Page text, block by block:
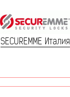
SECUREMME Италия